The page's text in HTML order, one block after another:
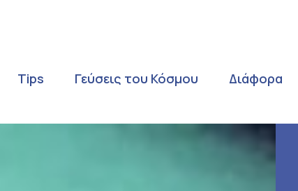
Tips Γεύσεις του Κόσμου
Διάφορα